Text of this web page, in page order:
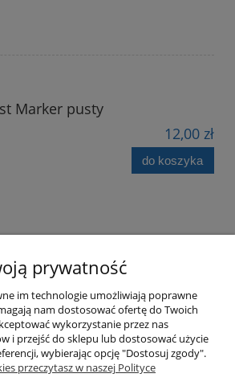
Marker pusty
12,00 zł
do koszyka
marker 12mm czarny
13,00 zł
prywatność
im technologie umożliwiają poprawne
nam dostosować ofertę do Twoich
wykorzystanie przez nas
i przejść do sklepu lub dostosować użycie
wybierając opcję "Dostosuj zgody".
przeczytasz w naszej Polityce